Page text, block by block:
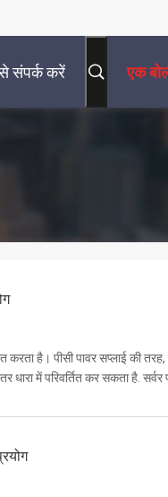
संपर्क करें एक
करता है। पीसी पावर सप्लाई की
धारा में परिवर्तित कर सकता है. सर्वर